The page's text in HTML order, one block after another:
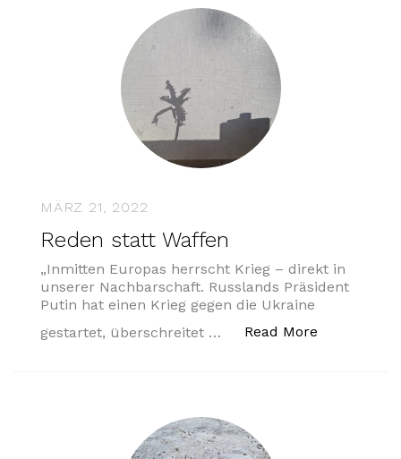
MÄRZ 21, 2022
Reden statt Waffen
„Inmitten Europas herrscht Krieg – direkt in
unserer Nachbarschaft. Russlands Präsident
Putin hat einen Krieg gegen die Ukraine
gestartet, überschreitet …
Read More